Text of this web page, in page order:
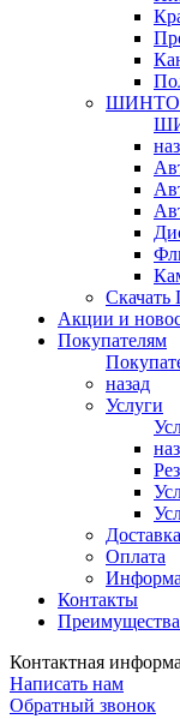
Скачать
Акции и
Покупателям
назад
Услуги
Доставка
Оплата
Контакты
Преимущества
Контактная
Написать нам
Обратный звонок